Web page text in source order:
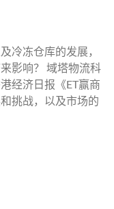
冷冻仓库的发展，
影响？ 域塔物流科
经济日报《ET赢商
挑战，以及市场的